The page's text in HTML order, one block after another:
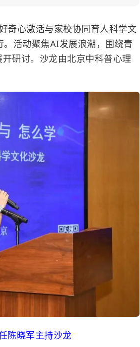
心激活与家校协同育人科学文
活动聚焦AI发展浪潮，围绕青
研讨。沙龙由北京中科普心理
陈晓军主持沙龙